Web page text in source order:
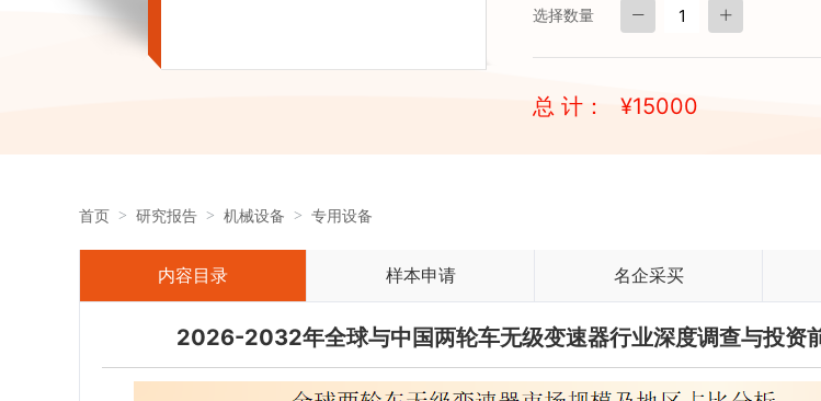
选择数量
总 计： ¥15000
首页 研究报告 机械设备 专用设备
内容目录 样本申请 名企采买
2026-2032年全球与中国两轮车无级变速器行业深度调查与投资